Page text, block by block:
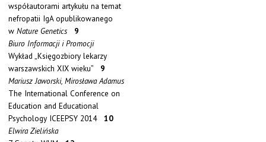
współautorami artykułu na temat
nefropatii IgA opublikowanego
w Nature Genetics
9
Biuro Informacji i Promocji
Wykład „Księgozbiory lekarzy
warszawskich XIX wieku” 9
Mariusz Jaworski, Mirosława Adamus
The International Conference on
Education and Educational
Psychology ICEEPSY 2014 10
Elwira Zielińska